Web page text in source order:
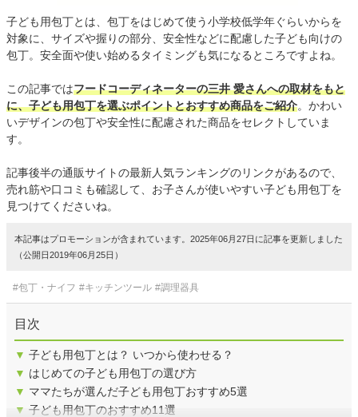
子ども用包丁とは、包丁をはじめて使う小学校低学年ぐらいからを
対象に、サイズや握りの部分、安全性などに配慮した子ども向けの
包丁。 安全面や使い始めるタイミングも気になるところですよね。
この記事ではフードコーディネーターの三井 愛さんへの取材をもと
に、子ども用包丁を選ぶポイントとおすすめ商品をご紹介。かわい
いデザインの包丁や安全性に配慮された商品をセレクトしていま
す。
記事後半の通販サイトの最新人気ランキングのリンクがあるので、
売れ筋や口コミも確認して、お子さんが使いやすい子ども用包丁を
見つけてくださいね。
本記事はプロモーションが含まれています。2025年06月27日に記事を更新しました
（公開日2019年06月25日）
#包丁・ナイフ #キッチンツール #調理器具
目次
▼ 子ども用包丁とは？ いつから使わせる？
▼ はじめての子ども用包丁の選び方
▼ ママたちが選んだ子ども用包丁おすすめ5選
▼ 子ども用包丁のおすすめ11選